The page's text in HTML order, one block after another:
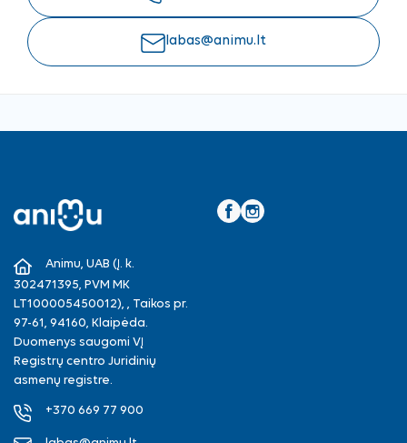
labas@animu.lt
Animu, UAB (Į. k.
302471395, PVM MK
LT100005450012), , Taikos pr.
97-61, 94160, Klaipėda.
Duomenys saugomi VĮ
Registrų centro Juridinių
asmenų registre.
+370 669 77 900